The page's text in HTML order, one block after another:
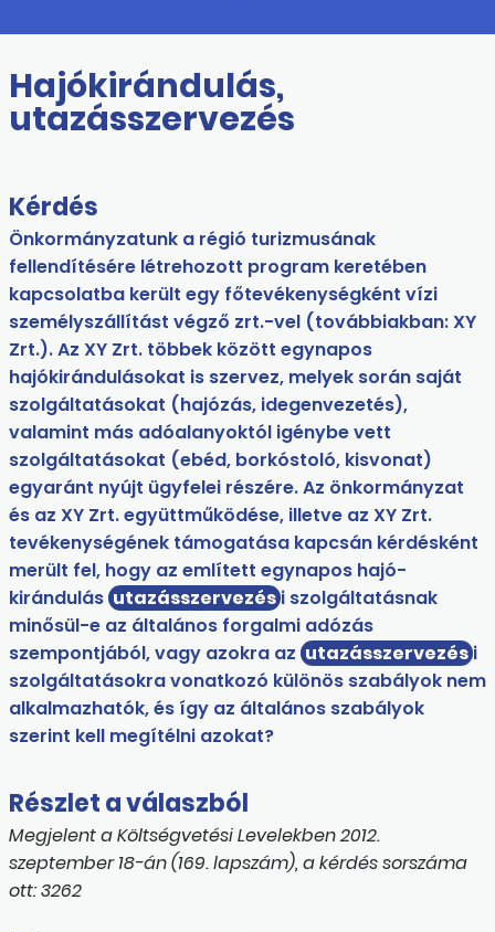
Hajókirándulás,
utazásszervezés
Kérdés
Önkormányzatunk a régió turizmusának
fellendítésére létrehozott program keretében
kapcsolatba került egy főtevékenységként vízi
személyszállítást végző zrt.-vel (továbbiakban: XY
Zrt.). Az XY Zrt. többek között egynapos
hajókirándulásokat is szervez, melyek során saját
szolgáltatásokat (hajózás, idegenvezetés),
valamint más adóalanyoktól igénybe vett
szolgáltatásokat (ebéd, borkóstoló, kisvonat)
egyaránt nyújt ügyfelei részére. Az önkormányzat
és az XY Zrt. együttműködése, illetve az XY Zrt.
tevékenységének támogatása kapcsán kérdésként
merült fel, hogy az említett egynapos hajó­
kirándulás utazásszervezés i szolgáltatásnak
minő­sül-e az általános forgalmi adózás
szempontjából, vagy azokra az utazásszervezés i
szolgáltatásokra vonatkozó különös szabályok nem
alkalmazhatók, és így az általános szabályok
szerint kell megítélni azokat?
Részlet a válaszból
Megjelent a Költségvetési Levelekben 2012.
szeptember 18-án (169. lapszám), a kérdés sorszáma
ott: 3262